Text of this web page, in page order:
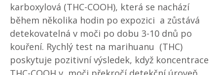
karboxylová (THC-COOH), která se nachází
během několika hodin po expozici a zůstává
detekovatelná v moči po dobu 3-10 dnů po
kouření. Rychlý test na marihuanu (THC)
poskytuje pozitivní výsledek, když koncentrace